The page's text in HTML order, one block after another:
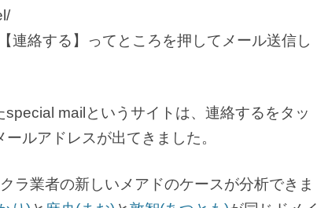
連絡する】ってところを押してメール送信し
mailというサイトは、連絡するをタッ
ールアドレスが出てきました。
ラ業者の新しいメアドのケースが分析できま